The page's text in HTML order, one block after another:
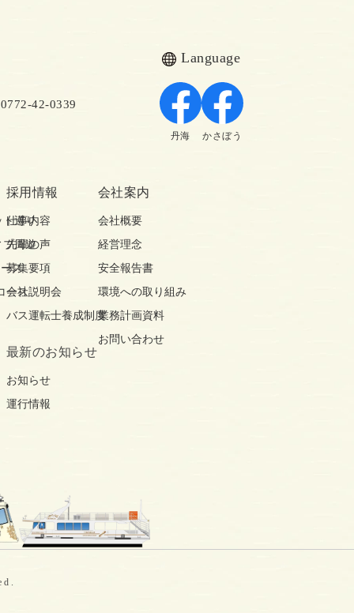
42-0339
Language
丹海 かさぼう
ト巡り
ブ周遊
ス
ース
採用情報
仕事内容
先輩の声
募集要項
会社説明会
バス運転士養成制度
最新のお知らせ
お知らせ
運行情報
会社案内
会社概要
経営理念
安全報告書
環境への取り組み
業務計画資料
お問い合わせ